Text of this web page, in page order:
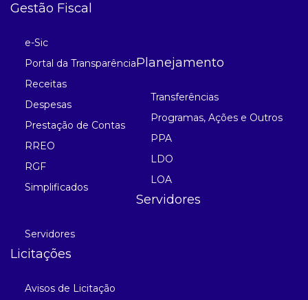
Gestão Fiscal
e-Sic
Portal da Transparência
Receitas
Despesas
Prestação de Contas
RREO
RGF
Simplificados
Planejamento
Transferências
Programas, Ações e Outros
PPA
LDO
LOA
Servidores
Servidores
Licitações
Avisos de Licitação